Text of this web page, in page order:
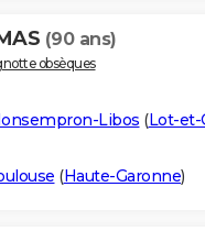
(90 ans)
obsèques
Libos (Lot-et-
(Haute-Garonne)